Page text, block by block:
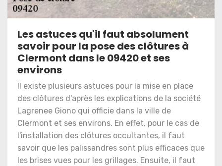
Les astuces qu'il faut absolument
savoir pour la pose des clôtures à
Clermont dans le 09420 et ses
environs
Il existe plusieurs astuces pour la mise en place
des clôtures d'après les explications de la société
Lagrenee Giono qui officie dans la ville de
Clermont et ses environs. En effet, pour le cas de
l'installation des clôtures occultantes, il faut
savoir que les palissandres sont plus efficaces que
les brises vues pour les grillages. Ensuite, il faut